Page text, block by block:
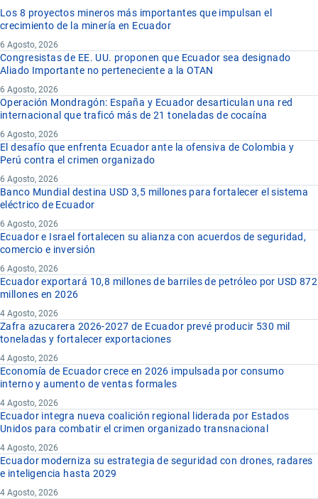
Los 8 proyectos mineros más importantes que impulsan el
crecimiento de la minería en Ecuador
6 Agosto, 2026
Congresistas de EE. UU. proponen que Ecuador sea designado
Aliado Importante no perteneciente a la OTAN
6 Agosto, 2026
Operación Mondragón: España y Ecuador desarticulan una red
internacional que traficó más de 21 toneladas de cocaína
6 Agosto, 2026
El desafío que enfrenta Ecuador ante la ofensiva de Colombia y
Perú contra el crimen organizado
6 Agosto, 2026
Banco Mundial destina USD 3,5 millones para fortalecer el sistema
eléctrico de Ecuador
6 Agosto, 2026
Ecuador e Israel fortalecen su alianza con acuerdos de seguridad,
comercio e inversión
6 Agosto, 2026
Ecuador exportará 10,8 millones de barriles de petróleo por USD 872
millones en 2026
4 Agosto, 2026
Zafra azucarera 2026-2027 de Ecuador prevé producir 530 mil
toneladas y fortalecer exportaciones
4 Agosto, 2026
Economía de Ecuador crece en 2026 impulsada por consumo
interno y aumento de ventas formales
4 Agosto, 2026
Ecuador integra nueva coalición regional liderada por Estados
Unidos para combatir el crimen organizado transnacional
4 Agosto, 2026
Ecuador moderniza su estrategia de seguridad con drones, radares
e inteligencia hasta 2029
4 Agosto, 2026